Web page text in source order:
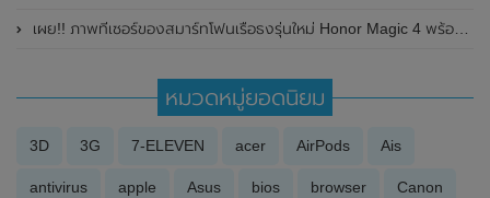
เผย!! ภาพทีเซอร์ของสมาร์ทโฟนเรือธงรุ่นใหม่ Honor Magic 4 พร้อมเผยผลคะแนนบน Geekbench
หมวดหมู่ยอดนิยม
3D 3G 7-ELEVEN acer AirPods Ais
antivirus apple Asus bios browser Canon